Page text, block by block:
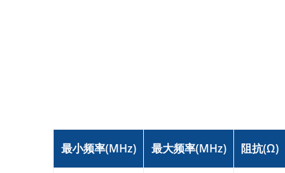
最小频率(MHz) 最大频率(MHz) 阻抗(Ω)